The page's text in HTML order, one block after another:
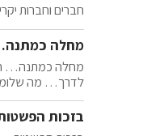
חברים וחברות
מחלה
מחלה כמתנה…
לדרך… מה
בזכות